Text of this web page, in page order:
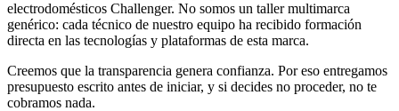
electrodomésticos Challenger. No somos un taller multimarca
genérico: cada técnico de nuestro equipo ha recibido formación
directa en las tecnologías y plataformas de esta marca.
Creemos que la transparencia genera confianza. Por eso entregamos
presupuesto escrito antes de iniciar, y si decides no proceder, no te
cobramos nada.